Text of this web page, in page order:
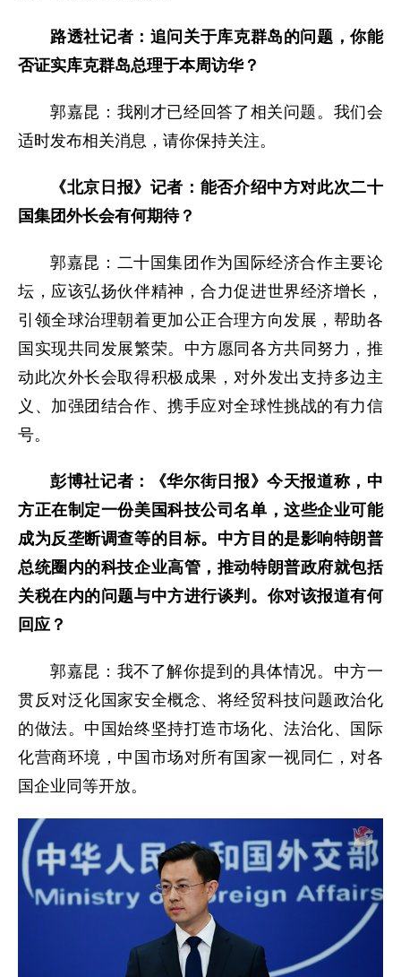
路透社记者：追问关于库克群岛的问题，你能
否证实库克群岛总理于本周访华？
郭嘉昆：我刚才已经回答了相关问题。我们会
适时发布相关消息，请你保持关注。
《北京日报》记者：能否介绍中方对此次二十
国集团外长会有何期待？
郭嘉昆：二十国集团作为国际经济合作主要论
坛，应该弘扬伙伴精神，合力促进世界经济增长，
引领全球治理朝着更加公正合理方向发展，帮助各
国实现共同发展繁荣。中方愿同各方共同努力，推
动此次外长会取得积极成果，对外发出支持多边主
义、加强团结合作、携手应对全球性挑战的有力信
号。
彭博社记者：《华尔街日报》今天报道称，中
方正在制定一份美国科技公司名单，这些企业可能
成为反垄断调查等的目标。中方目的是影响特朗普
总统圈内的科技企业高管，推动特朗普政府就包括
关税在内的问题与中方进行谈判。你对该报道有何
回应？
郭嘉昆：我不了解你提到的具体情况。中方一
贯反对泛化国家安全概念、将经贸科技问题政治化
的做法。中国始终坚持打造市场化、法治化、国际
化营商环境，中国市场对所有国家一视同仁，对各
国企业同等开放。